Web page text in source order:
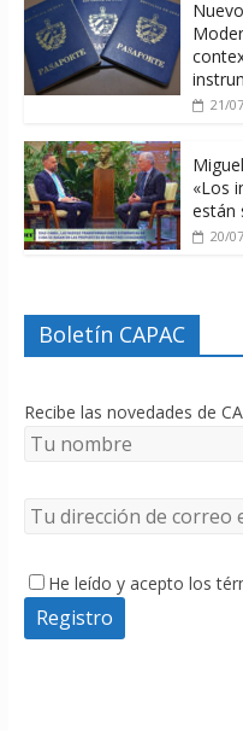
21/
«Los
están
20/
Boletín CAPAC
Recibe las novedades de
He leído y acepto los